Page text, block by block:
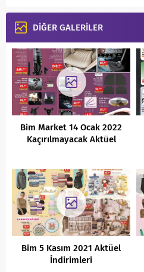
DİĞER GALERİLER
Bim Market 14 Ocak 2022
Kaçırılmayacak Aktüel
Bim 5 Kasım 2021 Aktüel
İndirimleri